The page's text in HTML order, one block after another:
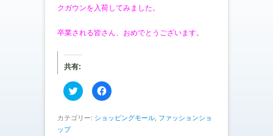
クガウンを入荷してみました。
卒業される皆さん、おめでとうございます。
共有:
ク
リ
し
F
a
b
カテゴリー: ショッピングモール ファッションショ
ップ